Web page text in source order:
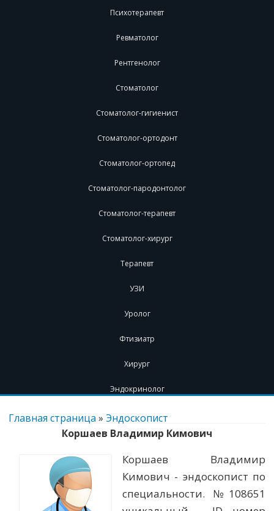
Психотерапевт
Ревматолог
Рентгенолог
Стоматолог
Стоматолог-гигиенист
Стоматолог-ортодонт
Стоматолог-ортопед
Стоматолог-пародонтолог
Стоматолог-терапевт
Стоматолог-хирург
Терапевт
УЗИ
Уролог
Фтизиатр
Хирург
Эндокринолог
Перейти
содержимому
Главная страница » Эндоскопист
Коршаев Владимир Кимович
Коршаев Владимир
Кимович - эндоскопист по
специальности. №108651